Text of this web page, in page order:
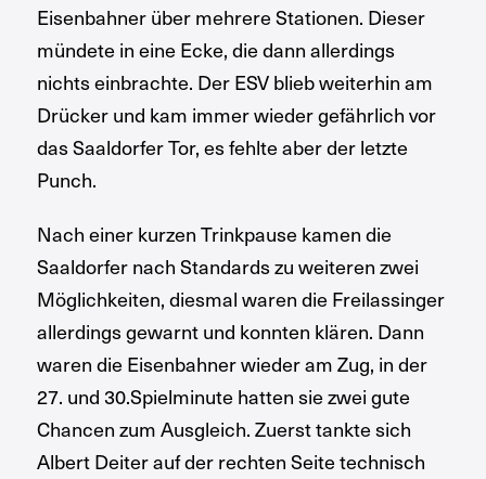
Eisenbahner über mehrere Stationen. Dieser
mündete in eine Ecke, die dann allerdings
nichts einbrachte. Der ESV blieb weiterhin am
Drücker und kam immer wieder gefährlich vor
das Saaldorfer Tor, es fehlte aber der letzte
Punch.
Nach einer kurzen Trinkpause kamen die
Saaldorfer nach Standards zu weiteren zwei
Möglichkeiten, diesmal waren die Freilassinger
allerdings gewarnt und konnten klären. Dann
waren die Eisenbahner wieder am Zug, in der
27. und 30.Spielminute hatten sie zwei gute
Chancen zum Ausgleich. Zuerst tankte sich
Albert Deiter auf der rechten Seite technisch